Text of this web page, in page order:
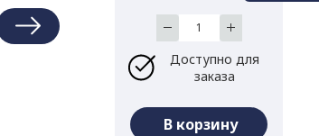
Доступно для
заказа